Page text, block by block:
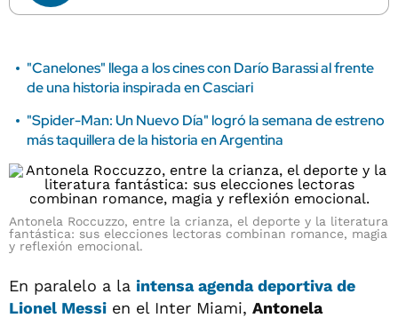
"Canelones" llega a los cines con Darío Barassi al frente
de una historia inspirada en Casciari
"Spider-Man: Un Nuevo Día" logró la semana de estreno
más taquillera de la historia en Argentina
Antonela Roccuzzo, entre la crianza, el deporte y la literatura
fantástica: sus elecciones lectoras combinan romance, magia
y reflexión emocional.
En paralelo a la intensa agenda deportiva de
Lionel Messi en el Inter Miami, Antonela